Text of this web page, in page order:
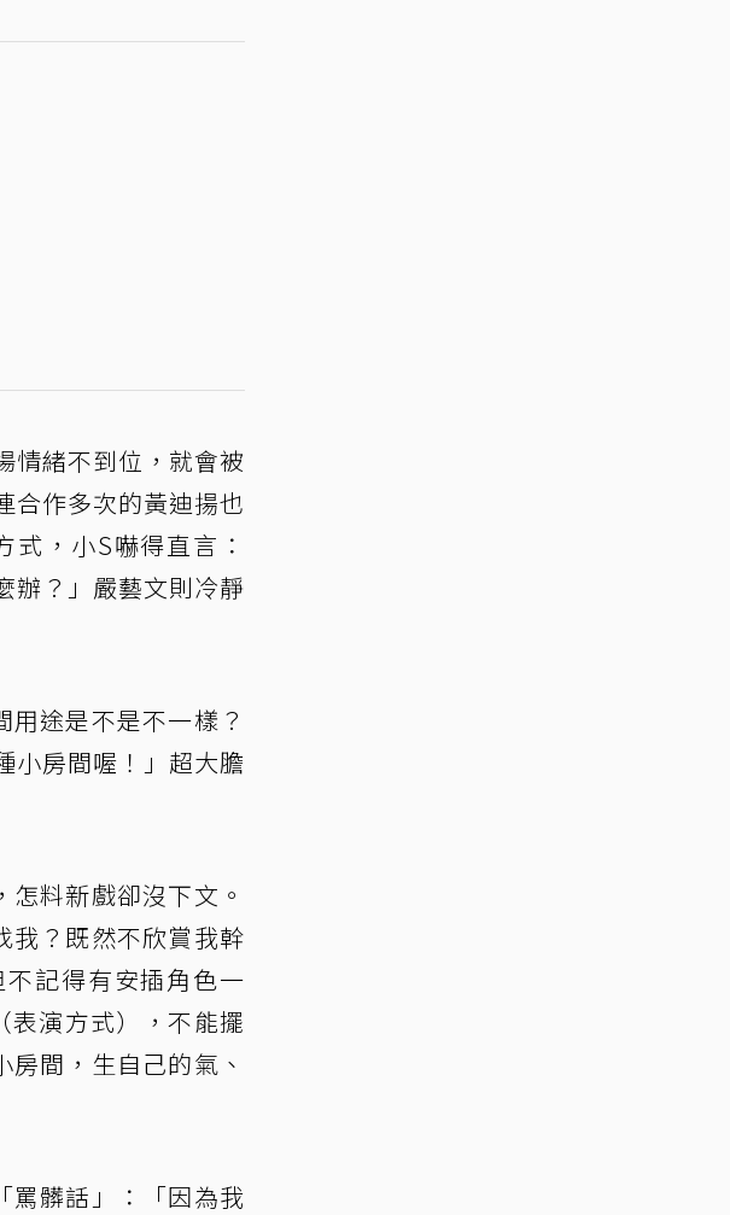
情緒不到位，就會被
合作多次的黃迪揚也
，小S嚇得直言：
辦？」嚴藝文則冷靜
途是不是不一樣？
小房間喔！」超大膽
料新戲卻沒下文。
我？既然不欣賞我幹
記得有安插角色一
表演方式），不能擺
間，生自己的氣、
罵髒話」：「因為我